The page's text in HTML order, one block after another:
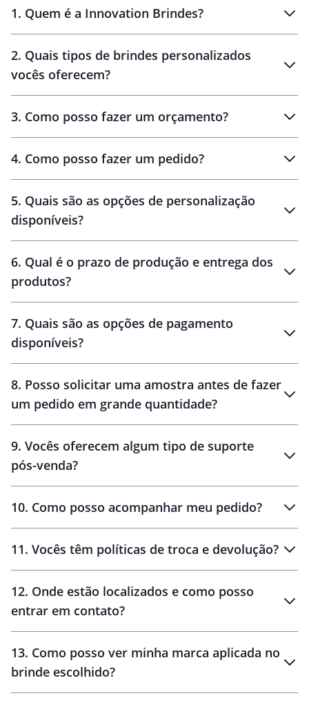
1. Quem é a Innovation Brindes?
Brindes personalizados
2. Quais tipos de brindes personalizados
vocês oferecem?
personalizados
3. Como posso fazer um orçamento?
brinde
personalização
4. Como posso fazer um pedido?
amostra virtual
5. Quais são as opções de personalização
disponíveis?
6. Qual é o prazo de produção e entrega dos
produtos?
10 dias
brinde
48 horas
7. Quais são as opções de pagamento
disponíveis?
8. Posso solicitar uma amostra antes de fazer
um pedido em grande quantidade?
amostras
9. Vocês oferecem algum tipo de suporte
pós-venda?
10. Como posso acompanhar meu pedido?
11. Vocês têm políticas de troca e devolução?
30 dias
12. Onde estão localizados e como posso
entrar em contato?
13. Como posso ver minha marca aplicada no
brinde escolhido?